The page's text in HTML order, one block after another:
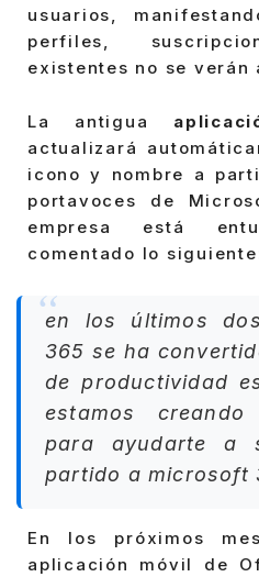
usuarios,
perfiles,
existentes no se verán
La antigua
actualizará
icono y nombre a
portavoces de
empresa está
comentado lo
en los últimos
365 se ha
de productividad
estamos
para ayudarte a
partido a microsoft
En los próximos
aplicación móvil de